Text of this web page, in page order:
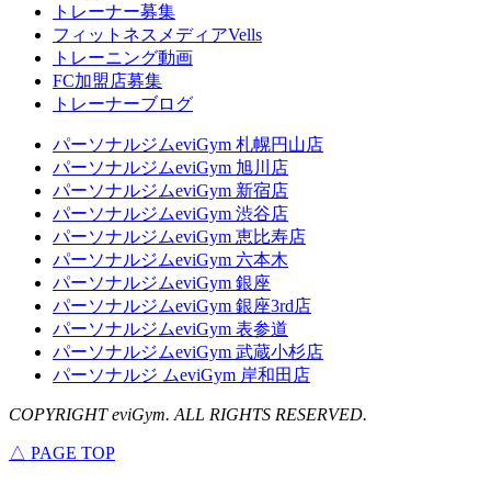
トレーナー募集
フィットネスメディアVells
トレーニング動画
FC加盟店募集
トレーナーブログ
パーソナルジムeviGym 札幌円山店
パーソナルジムeviGym 旭川店
パーソナルジムeviGym 新宿店
パーソナルジムeviGym 渋谷店
パーソナルジムeviGym 恵比寿店
パーソナルジムeviGym 六本木
パーソナルジムeviGym 銀座
パーソナルジムeviGym 銀座3rd店
パーソナルジムeviGym 表参道
パーソナルジムeviGym 武蔵小杉店
パーソナルジ ムeviGym 岸和田店
COPYRIGHT eviGym. ALL RIGHTS RESERVED.
△ PAGE TOP